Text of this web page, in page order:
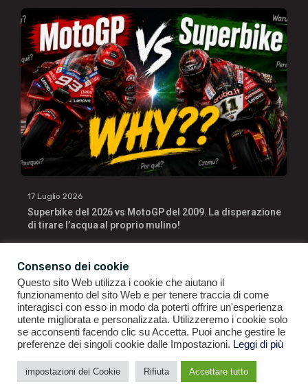
17 Luglio 2026
Superbike del 2026 vs MotoGP del 2009. La disperazione
di tirare l’acqua al proprio mulino!
GIANLUIGI RAGNO | P.IVA 09196141007 | ©2021ALL RIGHTS
RESERVED.
CONDIZIONI GENERALI DI VENDITA|POLITICA DI PRIVACY
Consenso dei cookie
Questo sito Web utilizza i cookie che aiutano il
funzionamento del sito Web e per tenere traccia di come
interagisci con esso in modo da poterti offrire un'esperienza
utente migliorata e personalizzata. Utilizzeremo i cookie solo
se acconsenti facendo clic su Accetta. Puoi anche gestire le
preferenze dei singoli cookie dalle Impostazioni. Leggi di più
impostazioni dei Cookie Rifiuta Accettare tutto